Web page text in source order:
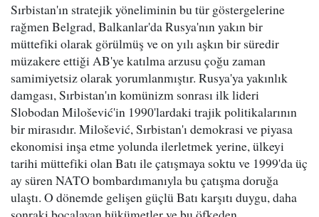
Sırbistan'ın stratejik yöneliminin bu tür göstergelerine
rağmen Belgrad, Balkanlar'da Rusya'nın yakın bir
müttefiki olarak görülmüş ve on yılı aşkın bir süredir
müzakere ettiği AB'ye katılma arzusu çoğu zaman
samimiyetsiz olarak yorumlanmıştır. Rusya'ya yakınlık
damgası, Sırbistan'ın komünizm sonrası ilk lideri
Slobodan Milošević'in 1990'lardaki trajik politikalarının
bir mirasıdır. Milošević, Sırbistan'ı demokrasi ve piyasa
ekonomisi inşa etme yolunda ilerletmek yerine, ülkeyi
tarihi müttefiki olan Batı ile çatışmaya soktu ve 1999'da üç
ay süren NATO bombardımanıyla bu çatışma doruğa
ulaştı. O dönemde gelişen güçlü Batı karşıtı duygu, daha